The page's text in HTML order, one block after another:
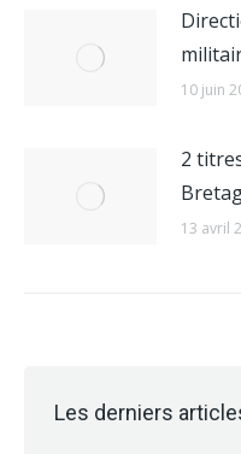
10 juin
2
13 avril
Les derniers